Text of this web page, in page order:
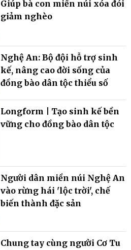
Giúp bà con miền núi xóa đói
giảm nghèo
Nghệ An: Bộ đội hỗ trợ sinh
kế, nâng cao đời sống của
đồng bào dân tộc thiểu số
Longform | Tạo sinh kế bền
vững cho đồng bào dân tộc
Người dân miền núi Nghệ An
vào rừng hái 'lộc trời', chế
biến thành đặc sản
Chung tay cùng người Cơ Tu